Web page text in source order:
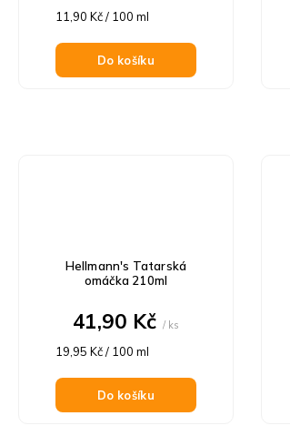
Měrná
11,90 Kč / 100 ml
Do košíku
Hellmann's Tatarská
omáčka 210ml
41,90 Kč/ ks
Měrná
19,95 Kč / 100 ml
Do košíku